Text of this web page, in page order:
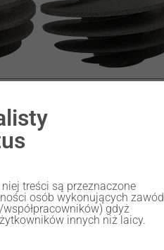
treści są przeznaczone
osób wykonujących zawód
gdyż
innych niż laicy.